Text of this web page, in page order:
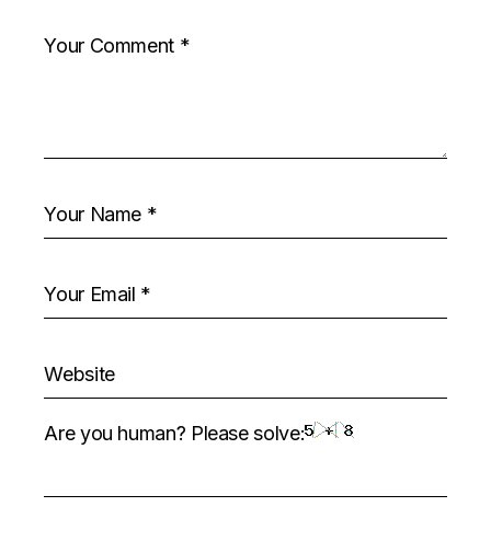
Are you human? Please solve: